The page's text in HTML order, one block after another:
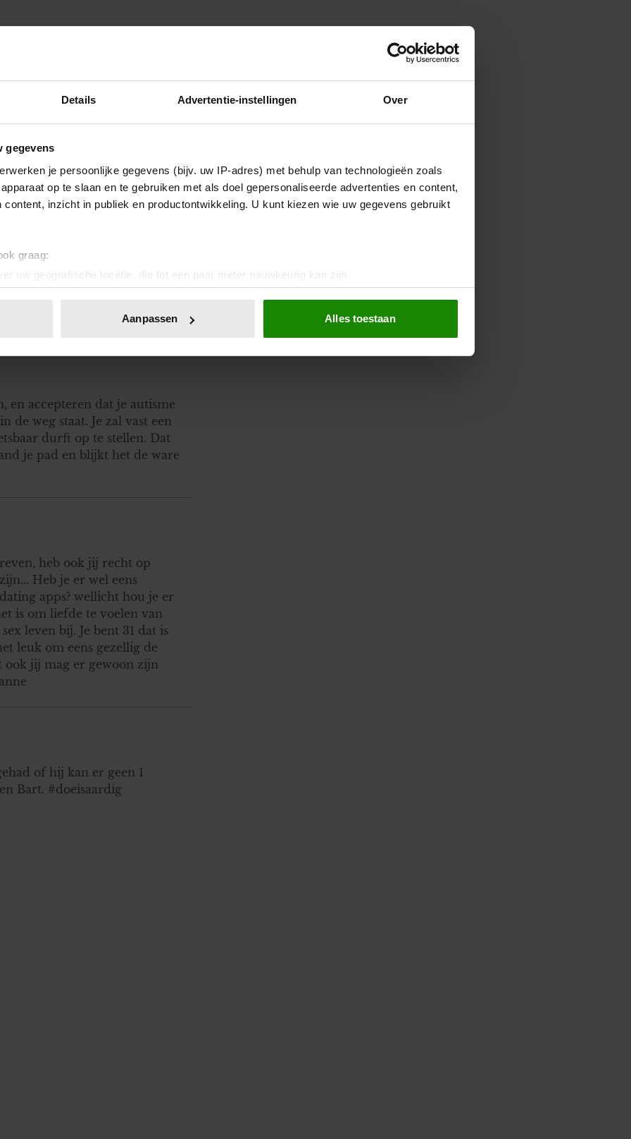
Details Advertentie-instellingen Over
gegevens
je persoonlijke gegevens (bijv. uw IP-adres) met behulp van technologieën zoals
op te slaan en te gebruiken met als doel gepersonaliseerde advertenties en content,
content, inzicht in publiek en productontwikkeling. U kunt kiezen wie uw gegevens gebruikt
graag:
uw geografische locatie, die tot een paar meter nauwkeurig kan zijn
door het actief te scannen op specifieke eigenschappen (fingerprinting)
of intrekken in de Cookieverklaring.
Deze partners kunnen deze gegevens combineren met andere informatie die u aan ze heeft
op basis van uw gebruik van hun services. U gaat akkoord met onze cookies als u
Aanpassen Alles toestaan
niet op! Je bent nog 31 en
voordat je de juiste vind.
en accepteren dat je autisme
de weg staat. Je zal vast een
durft op te stellen. Dat
je pad en blijkt het de ware
heb ook jij recht op
Heb je er wel eens
apps? wellicht hou je er
is om liefde te voelen van
leven bij. Je bent 31 dat is
leuk om eens gezellig de
ook jij mag er gewoon zijn
of hij kan er geen 1
Bart. #doeisaardig